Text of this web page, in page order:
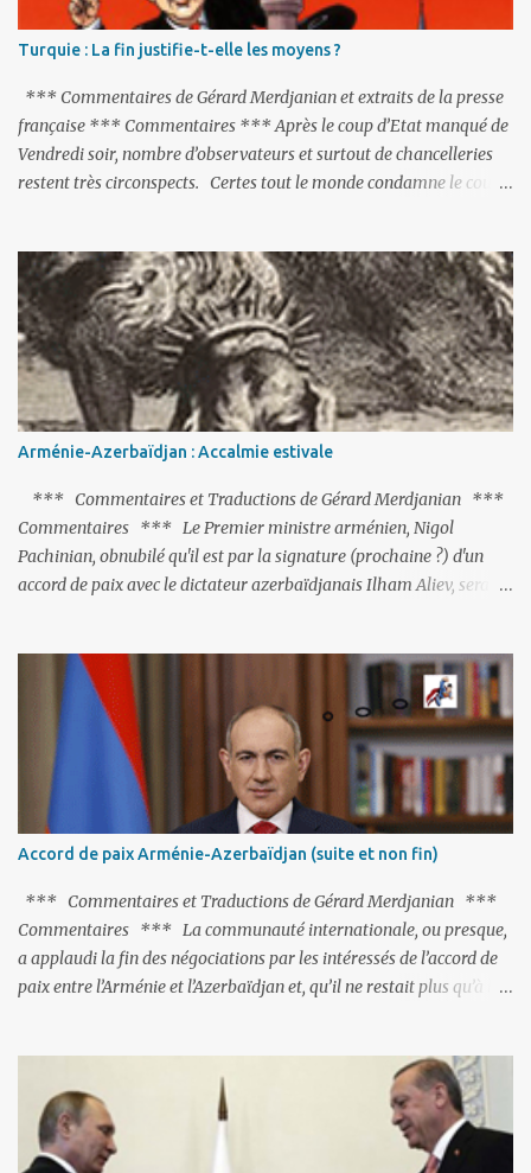
Turquie : La fin justifie-t-elle les moyens ?
*** Commentaires de Gérard Merdjanian et extraits de la presse
française *** Commentaires *** Après le coup d’Etat manqué de
Vendredi soir, nombre d’observateurs et surtout de chancelleries
restent très circonspects. Certes tout le monde condamne le coup
actions menées par le président Erdoğan, et pour certains sur la
réalisation du putsch lui-même.
Arménie-Azerbaïdjan : Accalmie estivale
*** Commentaires et Traductions de Gérard Merdjanian ***
Commentaires *** Le Premier ministre arménien, Nigol
Pachinian, obnubilé qu'il est par la signature (prochaine ?) d'un
accord de paix avec le dictateur azerbaïdjanais Ilham Aliev, serait
C'est hélas fort peu probable ; l'Histoire ou la Littérature ne sont
pas ses points forts, pas plus d'ailleurs que les négociations avec le
tandem turco-azéri. Faisant fi de tout ce qui précède la chute de
l'URSS, il est exclusivement intéressé par ce qu'il nomme «
l'Arménie réelle ». Même les trois présidents qu'ils l'ont précédés ne
trouvent pas grâce à ses yeux, les traitant de tous les noms, avant
de les traîner en justice. Et comme les politiciens ne lui suffisent
pas, il s'attaque aux dignitaires de l'Église arménienne, les...
Accord de paix Arménie-Azerbaïdjan (suite et non fin)
*** Commentaires et Traductions de Gérard Merdjanian ***
Commentaires *** La communauté internationale, ou presque,
a applaudi la fin des négociations par les intéressés de l’accord de
paix entre l’Arménie et l’Azerbaïdjan et, qu’il ne restait plus qu’à le
Les deux points non résolus portaient sur la renonciation aux
revendications internationales mutuelles et sur l'abstention de
déployer des représentants d'autres pays le long de la frontière
entre l'Arménie et l'Azerbaïdjan. C’est chose faite, l’Arménie a